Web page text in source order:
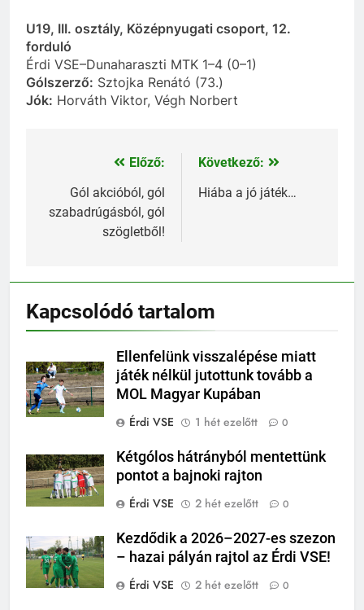
U19, III. osztály, Középnyugati csoport, 12.
forduló
Érdi VSE–Dunaharaszti MTK 1–4 (0–1)
Gólszerző: Sztojka Renátó (73.)
Jók: Horváth Viktor, Végh Norbert
Bejegyzés
navigáció
Előző:
Gól akcióból, gól
szabadrúgásból, gól
szögletből!
Következő:
Hiába a jó játék…
Kapcsolódó tartalom
Ellenfelünk visszalépése miatt
játék nélkül jutottunk tovább a
MOL Magyar Kupában
Érdi VSE
1 hét ezelőtt 0
Kétgólos hátrányból mentettünk
pontot a bajnoki rajton
Érdi VSE
2 hét ezelőtt 0
Kezdődik a 2026–2027-es szezon
– hazai pályán rajtol az Érdi VSE!
Érdi VSE
2 hét ezelőtt 0